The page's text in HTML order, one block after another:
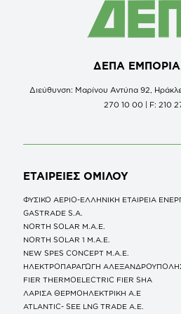
ΔΕΠΑ
Διεύθυνση: Μαρίνου Αντύπα 92,
270 10 00 | F: 210
ΕΤΑΙΡΕΙΕΣ ΟΜΙΛΟΥ
ΦΥΣΙΚΟ ΑΕΡΙΟ-ΕΛΛΗΝΙΚΗ ΕΤΑΙΡΕΙΑ
GASTRADE S.A.
NORTH SOLAR M.Α.Ε.
NORTH SOLAR 1 M.Α.Ε.
NEW SPES CONCEPT Μ.Α.Ε.
ΗΛΕΚΤΡΟΠΑΡΑΓΩΓΗ
FIER THERMOELECTRIC FIER SHA
ΛΑΡΙΣΑ ΘΕΡΜΟΗΛΕΚΤΡΙΚΗ A.E
ATLANTIC- SEE LNG TRADE A.E.